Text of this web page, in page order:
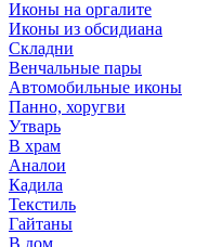
Иконы на оргалите
Иконы из обсидиана
Складни
Венчальные пары
Автомобильные иконы
Панно, хоругви
Утварь
В храм
Аналои
Кадила
Текстиль
Гайтаны
В дом